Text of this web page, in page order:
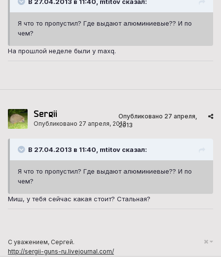
Я что то пропустил? Где выдают алюминиевые?? И по
чем?
На прошлой неделе были у maxq.
Sergii
Опубликовано 27 апреля, 2013
Опубликовано 27 апреля,
2013
В 27.04.2013 в 11:40, mtitov сказал:
Я что то пропустил? Где выдают алюминиевые?? И по
чем?
Миш, у тебя сейчас какая стоит? Стальная?
С уважением, Сергей.
http://sergii-guns-ru.livejournal.com/